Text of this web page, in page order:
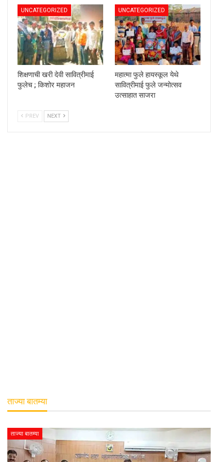
UNCATEGORIZED
शिक्षणाची खरी देवी सावित्रीमाई
फुलेच ; किशोर महाजन
UNCATEGORIZED
महात्मा फुले हायस्कूल येथे
सावित्रीमाई फुले जन्मोत्सव
उत्साहात साजरा
PREV NEXT
ताज्या बातम्या
ताज्या बातम्या